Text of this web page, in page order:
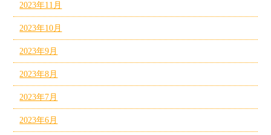
2023年11月
2023年10月
2023年9月
2023年8月
2023年7月
2023年6月